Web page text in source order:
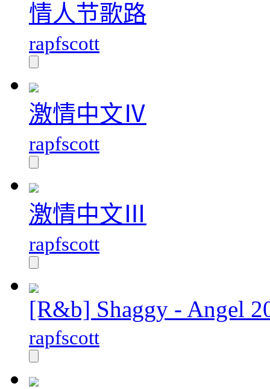
情人节歌路
rapfscott
激情中文Ⅳ
rapfscott
激情中文Ⅲ
rapfscott
[R&b] Shaggy - Angel
rapfscott